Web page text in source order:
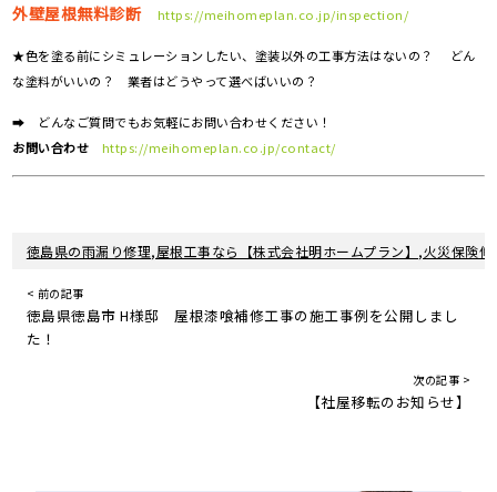
外壁屋根無料診断 https://meihomeplan.co.jp/inspection/
★色を塗る前にシミュレーションしたい、塗装以外の工事方法はないの？ どん
な塗料がいいの？ 業者はどうやって選べばいいの？
➡ どんなご質問でもお気軽にお問い合わせください！
お問い合わせ
https://meihomeplan.co.jp/contact/
徳島県の雨漏り修理,屋根工事なら【株式会社明ホームプラン】,火災保険修
< 前の記事
徳島県徳島市 H様邸 屋根漆喰補修工事の施工事例を公開しまし
た！
次の記事 >
【社屋移転のお知らせ】